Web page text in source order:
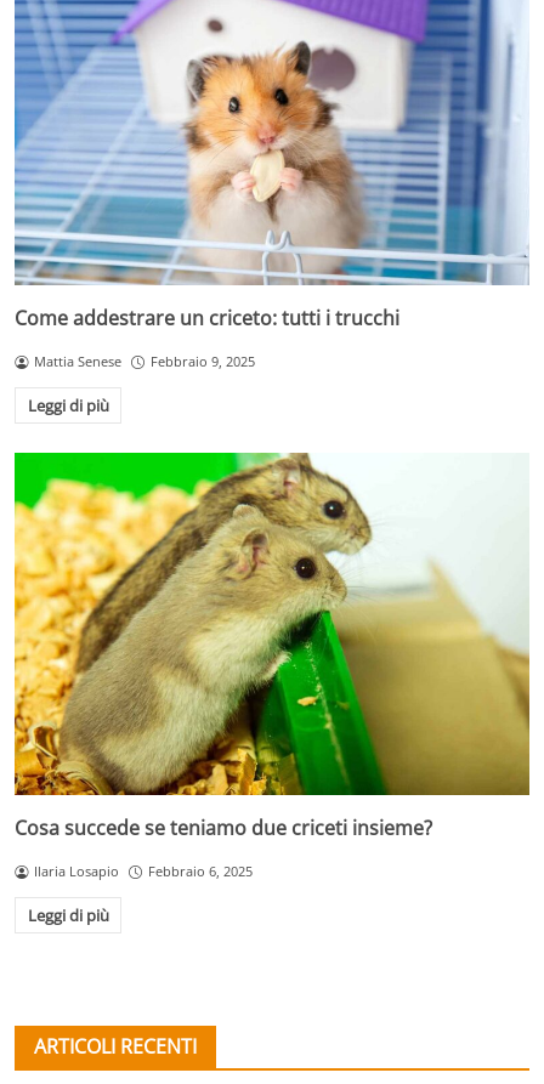
Come addestrare un criceto: tutti i trucchi
Mattia Senese Febbraio 9, 2025
Leggi di più
Cosa succede se teniamo due criceti insieme?
Ilaria Losapio Febbraio 6, 2025
Leggi di più
ARTICOLI RECENTI